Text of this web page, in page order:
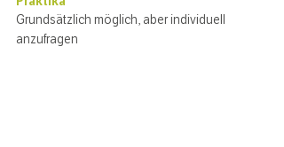
Grundsätzlich möglich, aber individuell
anzufragen